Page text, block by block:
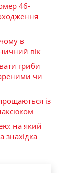
46-
в
вік
гриби
чи
із
на який
знахідка